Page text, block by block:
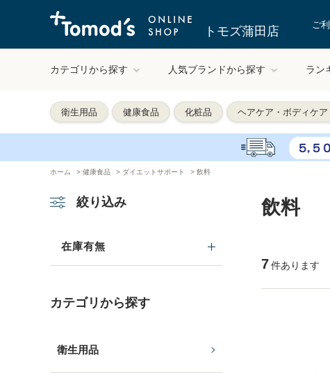
トモズ蒲田店 ご
カテゴリから探す 人気ブランドから探す ラン
衛生用品 健康食品 化粧品 ヘアケア・ボディケア
ホーム > 健康食品 > ダイエットサポート > 飲料
絞り込み
在庫有無
カテゴリから探す
衛生用品
飲料
7件あります